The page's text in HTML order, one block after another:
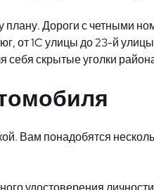
Дороги с четными
от 1C улицы до 23-й
себя скрытые уголки
Вам понадобятся